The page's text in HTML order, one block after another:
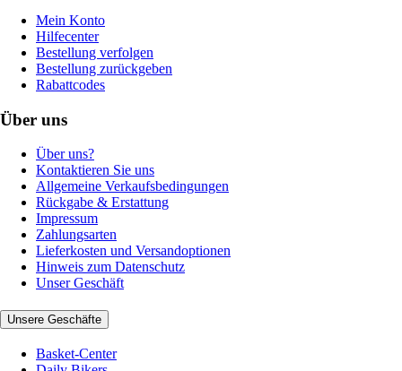
Mein Konto
Hilfecenter
Bestellung verfolgen
Bestellung zurückgeben
Rabattcodes
Über uns
Über uns?
Kontaktieren Sie uns
Allgemeine Verkaufsbedingungen
Rückgabe & Erstattung
Impressum
Zahlungsarten
Lieferkosten und Versandoptionen
Hinweis zum Datenschutz
Unser Geschäft
Unsere Geschäfte
Basket-Center